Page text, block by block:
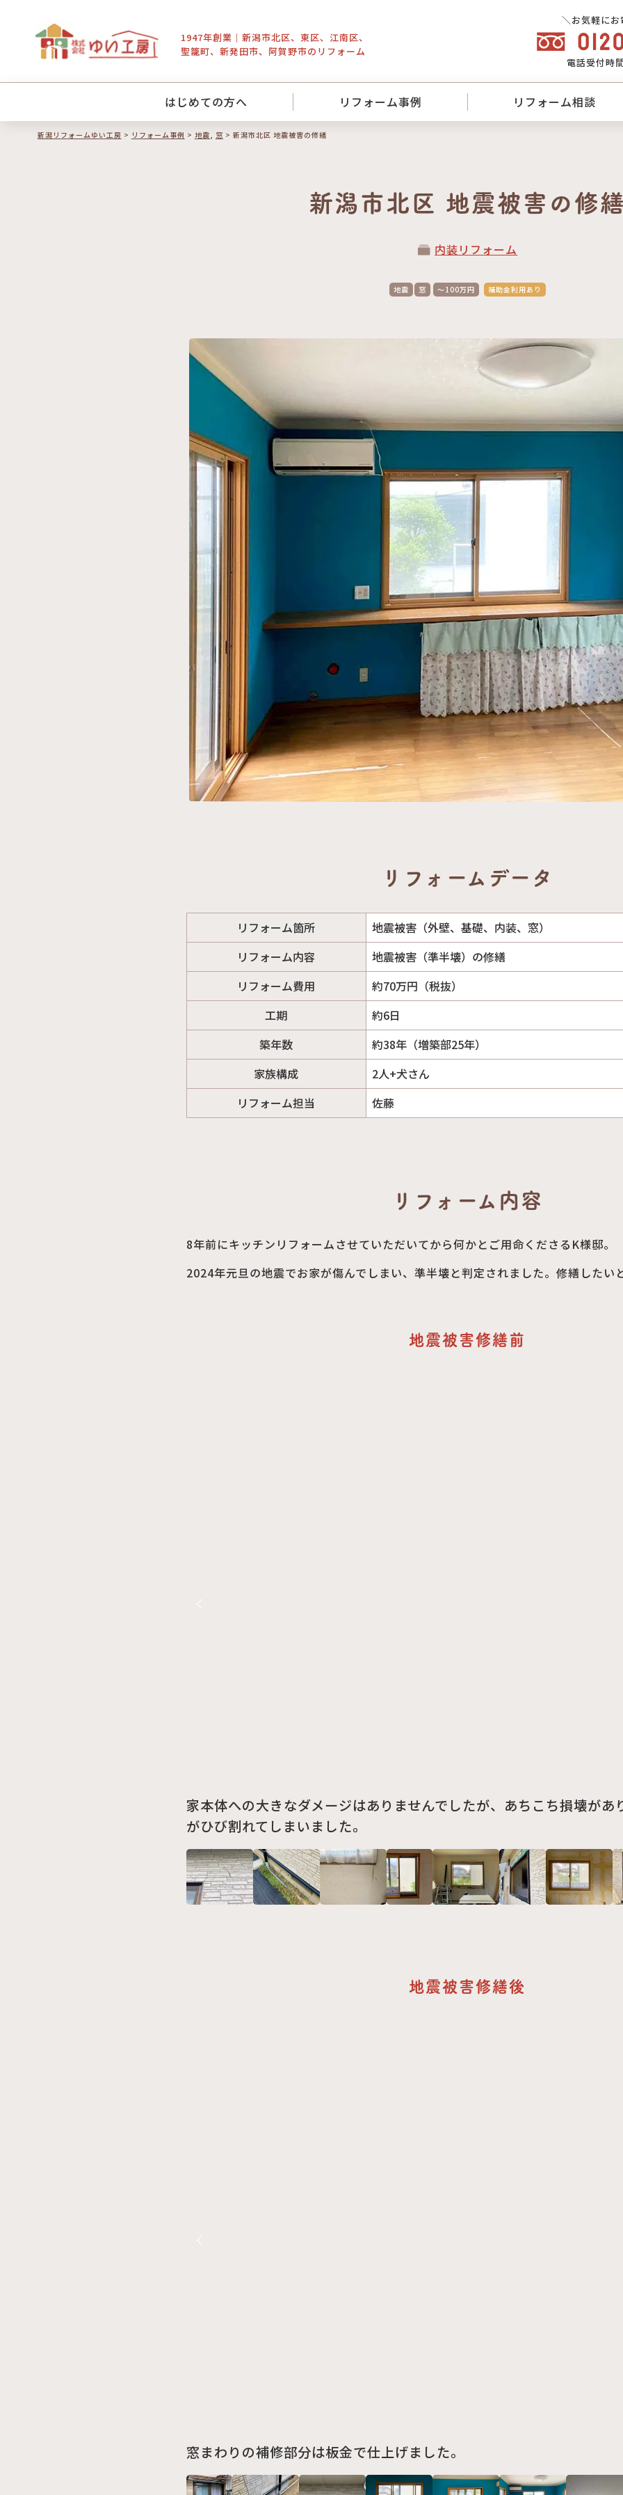
1947年創業｜新潟市北区、東区、江南区、
聖籠町、新発田市、阿賀野市のリフォーム
＼お気軽に
電話受付時
はじめての方へ リフォーム事例 リフォーム相談
新潟リフォームゆい工房 > リフォーム事例 > 地震, 窓 > 新潟市北区 地震被害の修繕
新潟市北区 地震被害の修繕
内装リフォーム
地震 窓 ～100万円 補助金利用あり
リフォームデータ
リフォーム箇所
地震被害（外壁、基礎、内装、窓）
リフォーム内容
地震被害（準半壊）の修繕
リフォーム費用
約70万円（税抜）
工期
約6日
築年数
約38年（増築部25年）
家族構成
2人+犬さん
リフォーム担当
佐藤
リフォーム内容
8年前にキッチンリフォームさせていただいてから何かとご用命くださるK様邸。
2024年元旦の地震でお家が傷んでしまい、準半壊と判定されました。修繕したい
地震被害修繕前
家本体への大きなダメージはありませんでしたが、あちこち損壊があ
がひび割れてしまいました。
地震被害修繕後
窓まわりの補修部分は板金で仕上げました。